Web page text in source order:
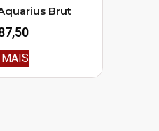
Brut
MAIS